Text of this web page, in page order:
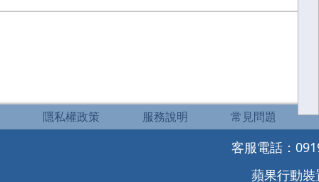
隱私權政策 服務說明 常見問題
客服電話：
蘋果行動